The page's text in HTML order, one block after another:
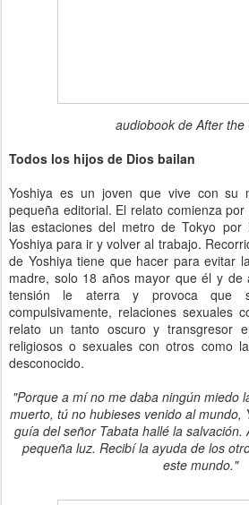
audiobook de After the
Todos los hijos de Dios bailan
Yoshiya es un joven que vive con su
pequeña editorial. El relato comienza
las estaciones del metro de Tokyo
Yoshiya para ir y volver al trabajo.
de Yoshiya tiene que hacer para evitar
madre, solo 18 años mayor que él y de
tensión le aterra y provoca que
compulsivamente, relaciones sexuales
relato un tanto oscuro y transgresor
religiosos o sexuales con otros como
desconocido.
"Porque a mí no me daba ningún miedo
muerto, tú no hubieses venido al mundo,
guía del señor Tabata hallé la salvación.
pequeña luz. Recibí la ayuda de los
este mundo."